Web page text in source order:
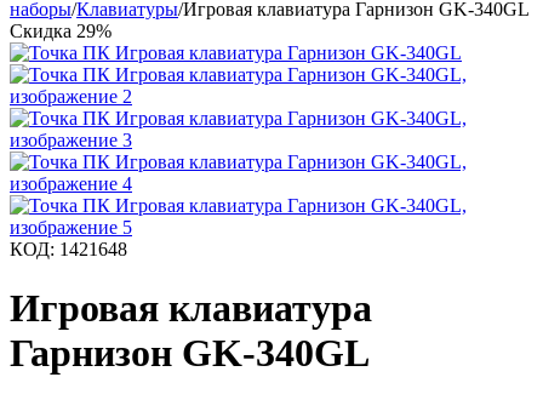
наборы/Клавиатуры/Игровая клавиатура Гарнизон GK-340GL
Скидка 29%
КОД: 1421648
Игровая клавиатура
Гарнизон GK-340GL